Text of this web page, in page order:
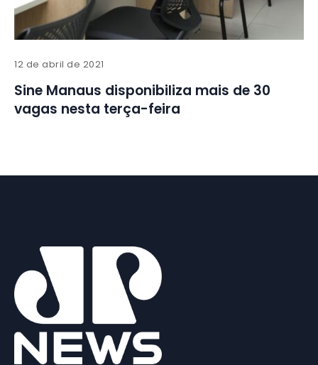
12 de abril de 2021
Sine Manaus disponibiliza mais de 30
vagas nesta terça-feira